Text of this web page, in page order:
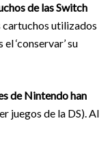
de las Switch
cartuchos utilizados
‘conservar’ su
de Nintendo han
juegos de la DS). Al